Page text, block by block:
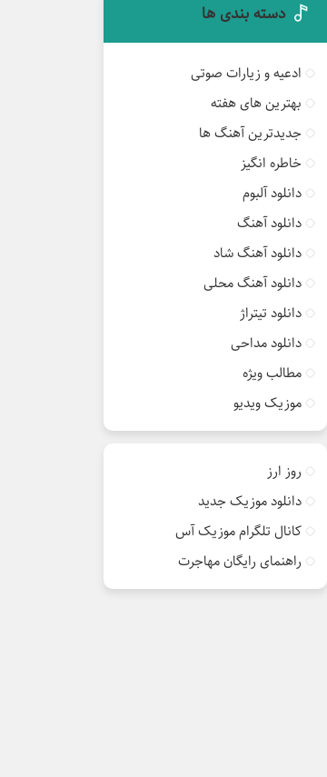
دسته بندی ها
ادعیه و زیارات صوتی
بهترین های هفته
جدیدترین آهنگ ها
خاطره انگیز
دانلود آلبوم
دانلود آهنگ
دانلود آهنگ شاد
دانلود آهنگ محلی
دانلود تیتراژ
دانلود مداحی
مطالب ویژه
موزیک ویدیو
روز ارز
دانلود موزیک جدید
کانال تلگرام موزیک آس
راهنمای رایگان مهاجرت